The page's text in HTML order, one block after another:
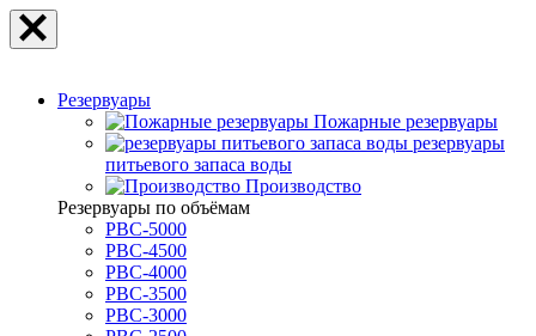
Резервуары
Пожарные резервуары
резервуары
питьевого запаса воды
Производство
Резервуары по объёмам
РВС-5000
РВС-4500
РВС-4000
РВС-3500
РВС-3000